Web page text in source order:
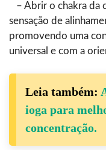
– Abrir o chakra da
sensação de
promovendo uma
universal e com a
Leia também:
ioga para
concentração.